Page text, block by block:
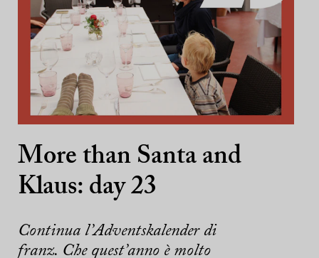
More than Santa and
Klaus: day 23
Continua l’Adventskalender di
franz. Che quest’anno è molto